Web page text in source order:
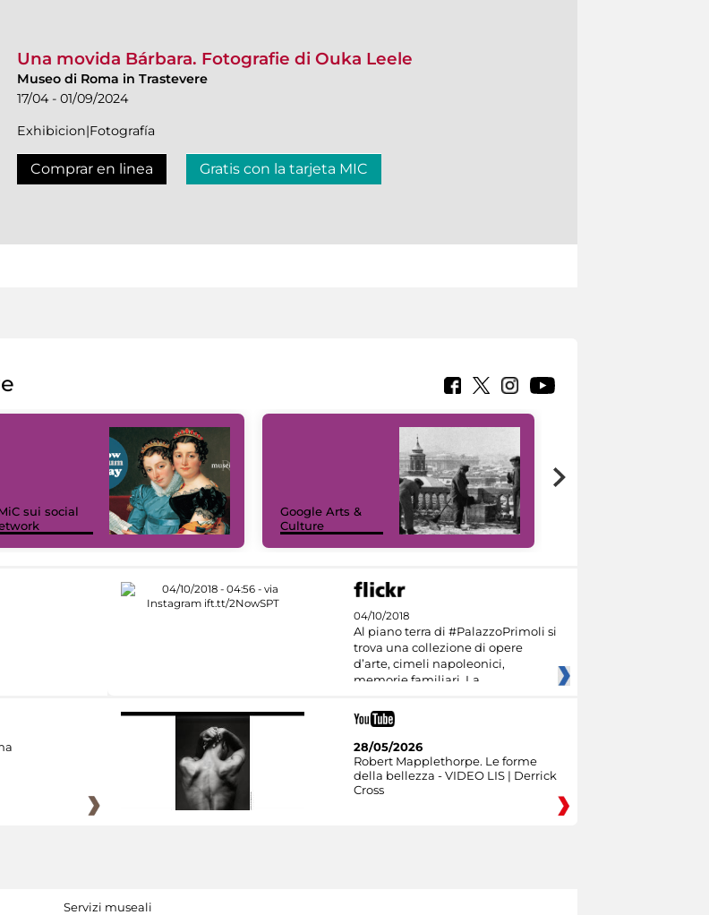
Una movida Bárbara. Fotografie di Ouka Leele
Museo di Roma in Trastevere
17/04 - 01/09/2024
Exhibicion|Fotografía
Comprar en linea Gratis con la tarjeta MIC
sui social
Google Arts &
Culture
04/10/2018
Al piano terra di #PalazzoPrimoli si
trova una collezione di opere
d’arte, cimeli napoleonici,
memorie familiari. La
28/05/2026
Robert Mapplethorpe. Le forme
della bellezza - VIDEO LIS | Derrick
Cross
Servizi museali